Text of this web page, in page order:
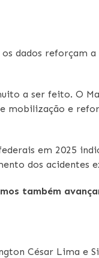
dados reforçam
a ser feito. O
mobilização e
em 2025
dos acidentes
também
César Lima e